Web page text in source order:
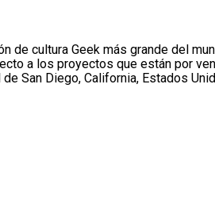
de cultura Geek más grande del
a los proyectos que están por
de San Diego, California, Estados